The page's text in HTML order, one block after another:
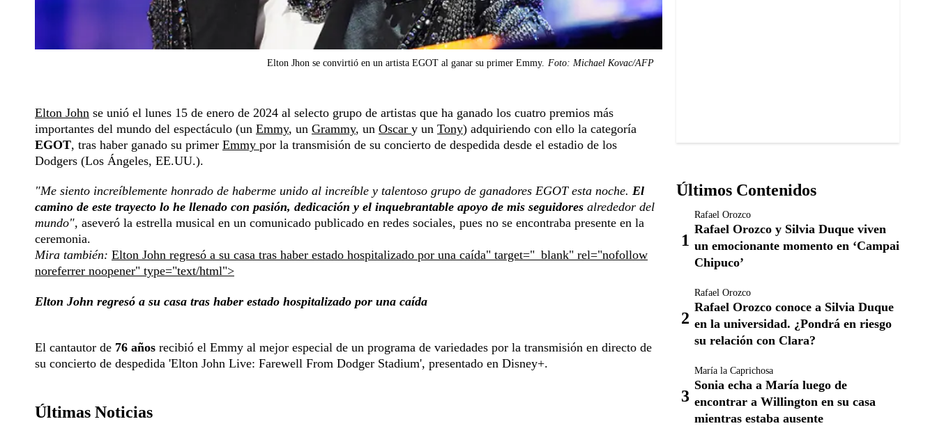
Elton Jhon se convirtió en un artista EGOT al ganar su primer Emmy. Foto: Michael Kovac/AFP
Elton John se unió el lunes 15 de enero de 2024 al selecto grupo de artistas que ha ganado los cuatro premios más
importantes del mundo del espectáculo (un Emmy, un Grammy, un Oscar y un Tony) adquiriendo con ello la categoría
EGOT, tras haber ganado su primer Emmy por la transmisión de su concierto de despedida desde el estadio de los
Dodgers (Los Ángeles, EE.UU.).
"Me siento increíblemente honrado de haberme unido al increíble y talentoso grupo de ganadores EGOT esta noche. El
camino de este trayecto lo he llenado con pasión, dedicación y el inquebrantable apoyo de mis seguidores alrededor del
mundo", aseveró la estrella musical en un comunicado publicado en redes sociales, pues no se encontraba presente en la
ceremonia.
Mira también: Elton John regresó a su casa tras haber estado hospitalizado por una caída" target="_blank" rel="nofollow
noreferrer noopener" type="text/html">
Elton John regresó a su casa tras haber estado hospitalizado por una caída
El cantautor de 76 años recibió el Emmy al mejor especial de un programa de variedades por la transmisión en directo de
su concierto de despedida 'Elton John Live: Farewell From Dodger Stadium', presentado en Disney+.
Últimas Noticias
Últimos Contenidos
Rafael Orozco
Rafael Orozco y Silvia Duque viven
un emocionante momento en ‘Campai
Chipuco’
Rafael Orozco
Rafael Orozco conoce a Silvia Duque
en la universidad. ¿Pondrá en riesgo
su relación con Clara?
María la Caprichosa
Sonia echa a María luego de
encontrar a Willington en su casa
mientras estaba ausente